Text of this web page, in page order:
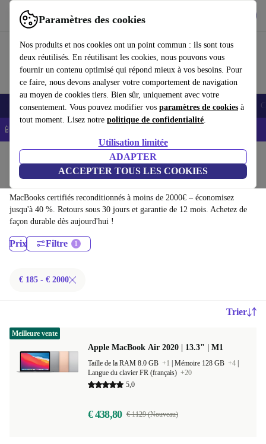
Paramètres des cookies
Nos produits et nos cookies ont un point commun : ils sont tous
deux réutilisés. En réutilisant les cookies, nous pouvons vous
fournir un contenu optimisé qui répond mieux à vos besoins. Pour
ce faire, nous devons analyser votre comportement de navigation
au moyen de cookies tiers. Bien sûr, uniquement avec votre
consentement. Vous pouvez modifier vos paramètres de cookies à
tout moment. Lisez notre politique de confidentialité.
Utilisation limitée
ADAPTER
ACCEPTER TOUS LES COOKIES
Utilisez refurbed rapidement et facilement
Smartphones Laptops Tablettes Montres connectées Accessoires
📱 -5% EXTRA sur les iPhones – Code : IPHONEDEAL -
Ordinateurs portables
MacBooks:
MacBooks certifiés reconditionnés à moins de 2000€ – économisez
jusqu'à 40 %. Retours sous 30 jours et garantie de 12 mois. Achetez de
façon durable dès aujourd'hui !
Prix Filtre
€ 185 - € 2000
Trier
Apple MacBook Air 2020 | 13.3" | M1
Taille de la RAM 8.0 GB +1 Mémoire 128 GB +4
Langue du clavier FR (français) +20
5,0
€ 438,80 € 1129 (Nouveau)
Meilleure vente